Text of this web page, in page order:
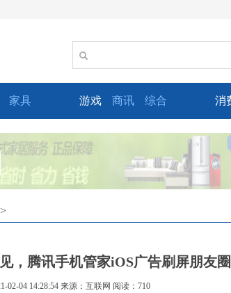
家具 游戏 商讯 综合 消
，腾讯手机管家iOS广告刷屏朋友
02-04 14:28:54 来源：互联网 阅读：710